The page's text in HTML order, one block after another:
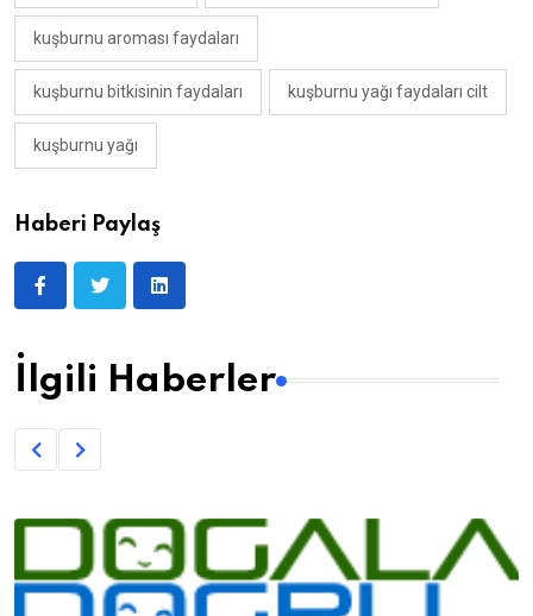
kuşburnu aroması faydaları
kuşburnu bitkisinin faydaları kuşburnu yağı faydaları cilt
kuşburnu yağı
Haberi Paylaş
İlgili Haberler